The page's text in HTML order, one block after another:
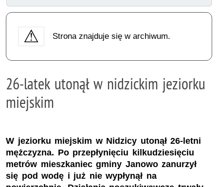
Strona znajduje się w archiwum.
26-latek utonął w nidzickim jeziorku
miejskim
W jeziorku miejskim w Nidzicy utonął 26-letni
mężczyzna. Po przepłynięciu kilkudziesięciu
metrów mieszkaniec gminy Janowo zanurzył
się pod wodę i już nie wypłynął na